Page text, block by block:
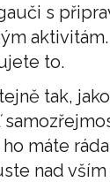
s
to.
tak,
máte
nad